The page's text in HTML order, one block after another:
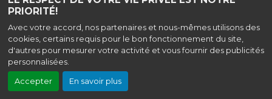
PRIORITÉ!
Avec votre accord, nos partenaires et nous-mêmes utilisons des
cookies, certains requis pour le bon fonctionnement du site,
d'autres pour mesurer votre activité et vous fournir des publicités
personnalisées.
Accepter En savoir plus